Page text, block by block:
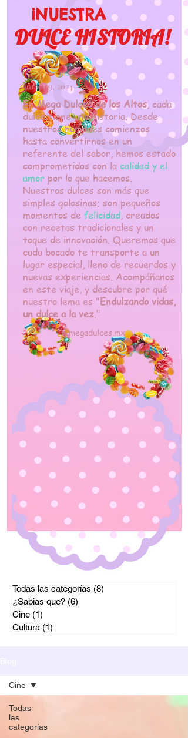
¡NUESTRA
DULCE HISTORIA!
Junio 19, 2024
En Mega Dulces de los Altos, cada
dulce tiene una historia. Desde
nuestros humildes comienzos
hasta convertirnos en un
referente del sabor, hemos estado
comprometidos con la calidad y el
amor por lo que hacemos.
Nuestros dulces son más que
simples golosinas; son pequeños
momentos de felicidad, creados
con recetas tradicionales y un
toque de innovación. Queremos que
cada bocado te transporte a un
lugar especial, lleno de recuerdos y
nuevas experiencias. Acompáñanos
en este viaje, y descubre por qué
nuestro lema es "Endulzando vidas,
un dulce a la vez."
@megadulces.mx
Todas las categorías (8)
¿Sabias que? (6)
Cine (1)
Cultura (1)
Todas
las
categorías
Cine